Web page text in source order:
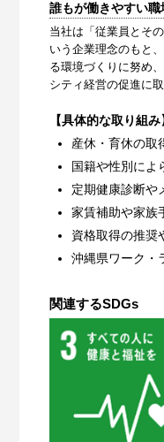
誰もが働きやすい職
当社は「従業員とそ
いう企業理念のもと
る環境づくりに努め
シティ経営の促進に
【具体的な取り組み
産休・育休の取
国籍や性別によ
定期健康診断や
家賃補助や家族
資格取得の推奨
沖縄県ワーク・
関連するSDGs